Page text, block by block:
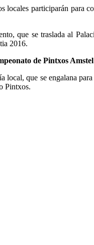
locales participarán para
que se traslada al
2016.
de Pintxos
que se engalana
Pintxos.